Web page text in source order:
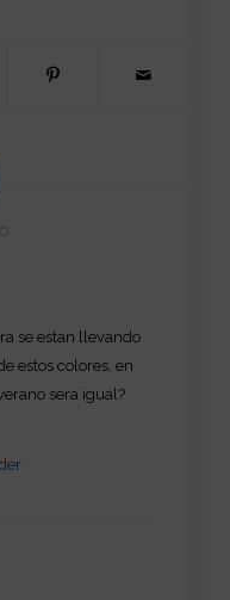
se estan llevando
estos colores, en
sera igual?